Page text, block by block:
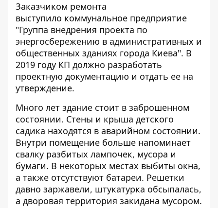
Заказчиком ремонта
выступило коммунальное предприятие
"Группа внедрения проекта по
энергосбережению в административных и
общественных зданиях города Киева". В
2019 году КП должно разработать
проектную документацию и отдать ее на
утверждение.
Много лет здание стоит в заброшенном
состоянии. Стены и крыша детского
садика находятся в аварийном состоянии.
Внутри помещение больше напоминает
свалку разбитых лампочек, мусора и
бумаги. В некоторых местах выбиты окна,
а также отсутствуют батареи. Решетки
давно заржавели, штукатурка обсыпалась,
а дворовая территория закидана мусором.